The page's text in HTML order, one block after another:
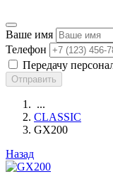
Ваше имя
Телефон
Передачу
Отправить
...
CLASSIC
GX200
Назад